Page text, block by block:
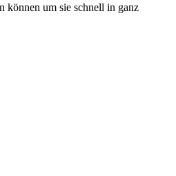
können um sie schnell in ganz